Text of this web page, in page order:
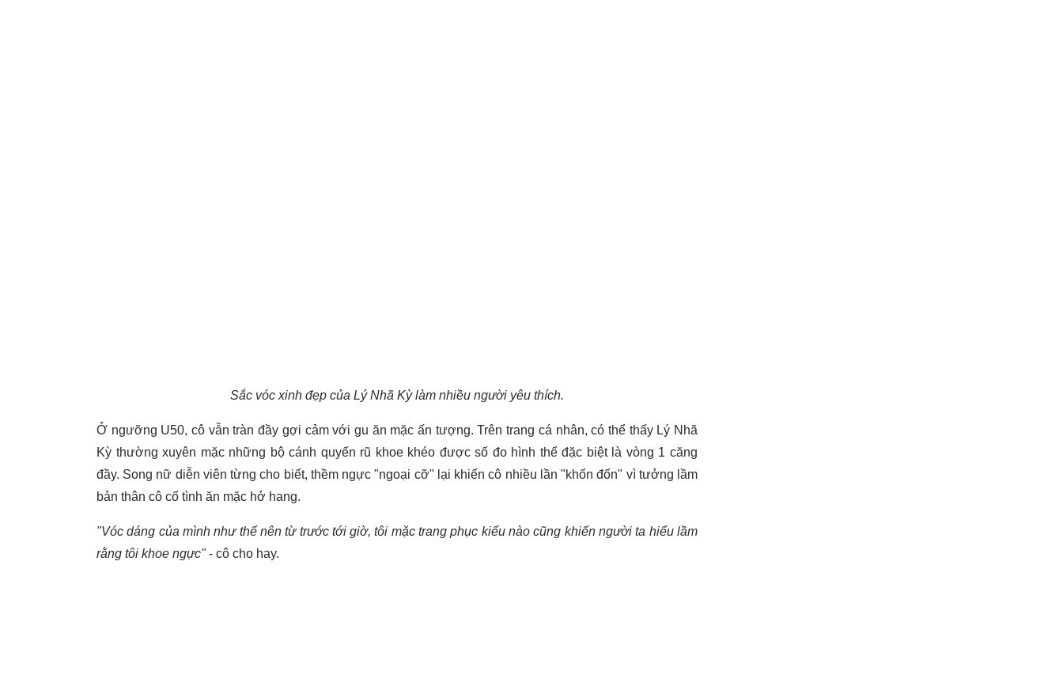
Sắc vóc xinh đẹp của Lý Nhã Kỳ làm nhiều người yêu thích.
Ở ngưỡng U50, cô vẫn tràn đầy gợi cảm với gu ăn mặc ấn tượng. Trên trang cá nhân, có thể thấy Lý Nhã
Kỳ thường xuyên mặc những bộ cánh quyến rũ khoe khéo được số đo hình thể đặc biệt là vòng 1 căng
đầy. Song nữ diễn viên từng cho biết, thềm ngực "ngoại cỡ" lại khiến cô nhiều lần "khốn đốn" vì tưởng lầm
bản thân cô cố tình ăn mặc hở hang.
"Vóc dáng của mình như thế nên từ trước tới giờ, tôi mặc trang phục kiểu nào cũng khiến người ta hiểu lầm
rằng tôi khoe ngực"- cô cho hay.